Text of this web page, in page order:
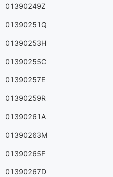
01390249Z
01390251Q
01390253H
01390255C
01390257E
01390259R
01390261A
01390263M
01390265F
01390267D